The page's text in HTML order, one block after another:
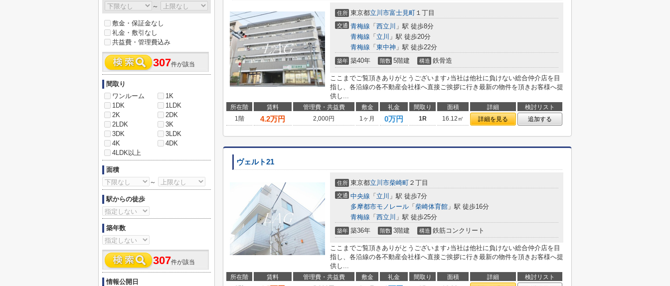
住所 東京都立川市富士見町 １丁目
交通 青梅線 「 西立川 」駅 徒歩8分
青梅線 「 立川 」駅 徒歩20分
青梅線 「 東中神 」駅 徒歩22分
築年 築40年 階数 5階建 構造 鉄骨造
ここまでご覧頂きありがとうございます♪当社は他社に負けない総合仲介店を目
指し、各沿線の各不動産会社様へ直接ご挨拶に行き最新の物件を頂きお客様へ提
供し...
所在階 賃料 管理費・共益費 敷金 礼金 間取り 面積 詳細
検討リスト
1階
4.2万円 2,000円 1ヶ月 0万円 1R 16.12㎡ 詳細を見る 追加する
ヴェルト21
住所 東京都立川市柴崎町 ２丁目
交通 中央線 「 立川 」駅 徒歩7分
多摩都市モノレール 「 柴崎体育館 」駅 徒歩16分
青梅線 「 西立川 」駅 徒歩25分
築年 築36年 階数 3階建 構造 鉄筋コンクリート
ここまでご覧頂きありがとうございます♪当社は他社に負けない総合仲介店を目
指し、各沿線の各不動産会社様へ直接ご挨拶に行き最新の物件を頂きお客様へ提
供し...
所在階 賃料 管理費・共益費 敷金 礼金 間取り 面積 詳細
検討リスト
～
敷金・保証金なし
礼金・敷引なし
共益費・管理費込み
307件が該当
間取り
ワンルーム
1K
1DK
1LDK
2K
2DK
2LDK
3K
3DK
3LDK
4K
4DK
4LDK以上
面積
～
駅からの徒歩
築年数
307件が該当
情報公開日